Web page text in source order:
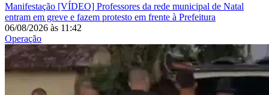
Manifestação [VÍDEO] Professores da rede municipal de Natal
entram em greve e fazem protesto em frente à Prefeitura
06/08/2026 às 11:42
Operação